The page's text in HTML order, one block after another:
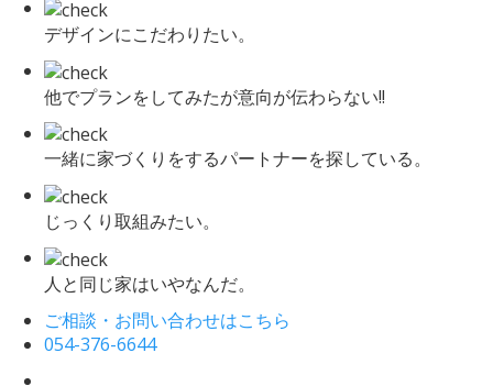
デザインにこだわりたい。
他でプランをしてみたが意向が伝わらない!!
一緒に家づくりをするパートナーを探している。
じっくり取組みたい。
人と同じ家はいやなんだ。
ご相談・お問い合わせはこちら
054-376-6644